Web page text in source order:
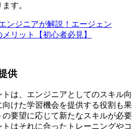
す。
ンジニアが解説！エージェン
リット【初心者必見】
供
は、エンジニアとしてのスキル向
向けた学習機会を提供する役割も果
要望に応じて新たなスキルが必要
はそれに合ったトレーニングやコ